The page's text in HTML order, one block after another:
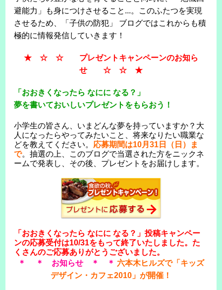
避能力」も身につけさせること...。このふたつを実現
させるため、「子供の防犯」 ブログではこれからも積
極的に情報発信していきます！
★ ☆ ☆ プレゼントキャンペーンのお知ら
せ ☆ ☆ ★
「おおきくなったら なにに なる？」
夢を書いておいしいプレゼントをもらおう！
小学生の皆さん、いまどんな夢を持っていますか？大
人になったらやってみたいこと、将来なりたい職業な
どを教えてください。 応募期間は10月31日（日）ま
で。抽選の上、このブログで当選された方をニックネ
ームで発表し、その後、プレゼントをお届けします。
「おおきくなったら なにに なる？」投稿キャンペー
ンの応募受付は10/31をもって終了いたしました。た
くさんのご応募ありがとうございました。
＊ ＊ お知らせ ＊ ＊ 六本木ヒルズで「キッズ
デザイン・カフェ2010」が開催！